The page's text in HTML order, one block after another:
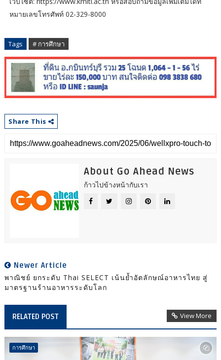
หมายเลขโทรศัพท์ 02-329-8000
Tags # การศึกษา
Share This
About Go Ahead News
ก้าวไปข้างหน้ากับเรา
Newer Article
พาณิชย์ ยกระดับ Thai SELECT เน้นย้ำอัตลักษณ์อาหารไทย สู่
มาตรฐานร้านอาหารระดับโลก
RELATED POST View More
การศึกษา